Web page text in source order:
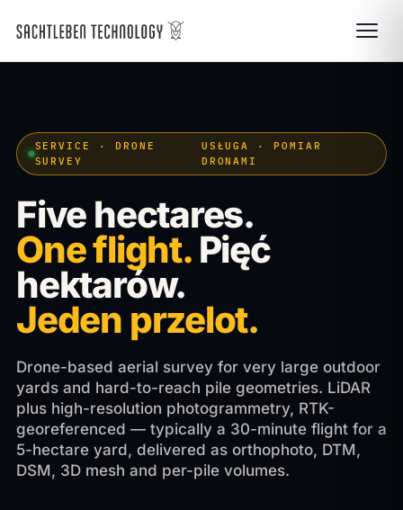
SERVICE · DRONE
SURVEY
USŁUGA · POMIAR
DRONAMI
Five hectares.
One flight. Pięć
hektarów.
Jeden przelot.
Drone-based aerial survey for very large outdoor
yards and hard-to-reach pile geometries. LiDAR
plus high-resolution photogrammetry, RTK-
georeferenced — typically a 30-minute flight for a
5-hectare yard, delivered as orthophoto, DTM,
DSM, 3D mesh and per-pile volumes.